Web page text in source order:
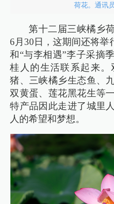
荷花。通讯
第十二届三峡橘乡
6月30日，这期间还将举
和“与李相遇”李子采摘
桂人的生活联系起来
猪、三峡橘乡生态鱼、
双黄蛋、莲花黑花生等
特产品因此走进了城里
人的希望和梦想。